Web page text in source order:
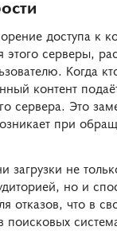
доступа к
этого серверы,
Когда
контент
сервера. Это
при
не
но и
отказов, что в
поисковых